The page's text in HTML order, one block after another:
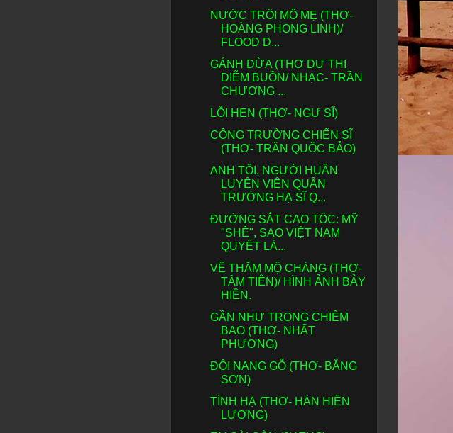
NƯỚC TRÔI MỒ MẸ (THƠ-
HOÀNG PHONG LINH)/
FLOOD D...
GÁNH DỪA (THƠ DƯ THỊ
DIỄM BUỒN/ NHẠC- TRẦN
CHƯƠNG ...
LỖI HẸN (THƠ- NGƯ SĨ)
CÔNG TRƯỜNG CHIẾN SĨ
(THƠ- TRẦN QUỐC BẢO)
ANH TÔI, NGƯỜI HUẤN
LUYÊN VIÊN QUÂN
TRƯỜNG HẠ SĨ Q...
ĐƯỜNG SẮT CAO TỐC: MỸ
"SHÊ", SAO VIỆT NAM
QUYẾT LÀ...
VỀ THĂM MỘ CHÀNG (THƠ-
TÂM TIỄN)/ HÌNH ẢNH BẢY
HIỀN.
GẦN NHƯ TRONG CHIÊM
BAO (THƠ- NHẤT
PHƯƠNG)
ĐÔI NẠNG GỖ (THƠ- BẰNG
SƠN)
TÌNH HẠ (THƠ- HÀN HIÊN
LƯƠNG)